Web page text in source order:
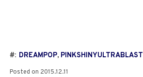
#: DREAMPOP, PINKSHINYULTRABLAST
Posted on 2015.12.11